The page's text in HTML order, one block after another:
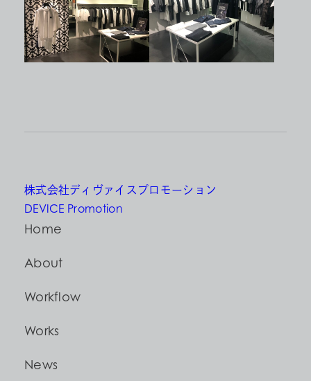
株式会社ディヴァイスプロモーション
DEVICE Promotion
Home
About
Workflow
Works
News